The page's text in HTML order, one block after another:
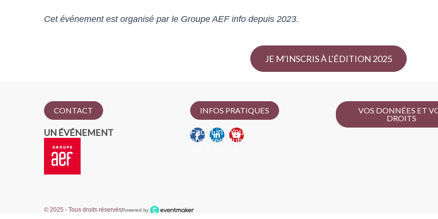
Cet événement est organisé par le Groupe AEF info depuis 2023.
JE M'INSCRIS À L'ÉDITION 2025
CONTACT INFOS PRATIQUES
VOS DONNÉES ET
DROITS
UN ÉVÉNEMENT
Fac
ebo
Lin
ked
You
tub
© 2025 - Tous droits réservésPowered by